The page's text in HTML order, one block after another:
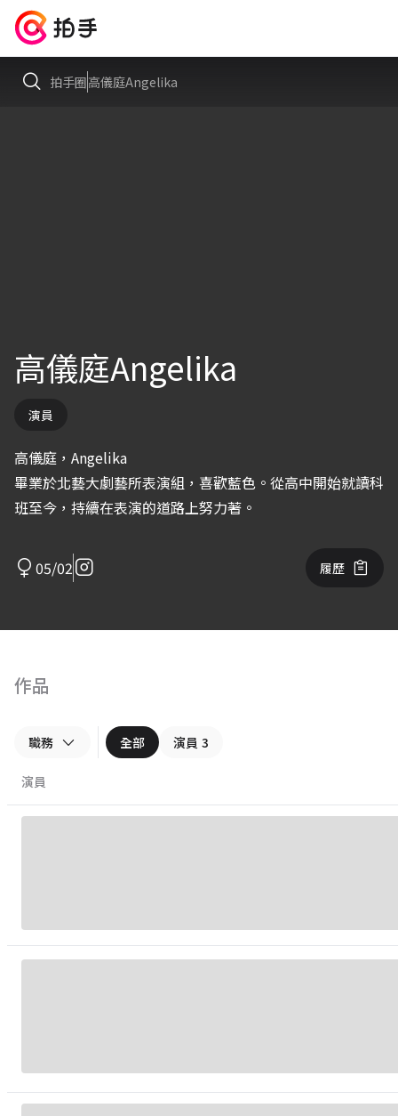
拍手圈高儀庭Angelika
高儀庭Angelika
演員
高儀庭，Angelika
畢業於北藝大劇藝所表演組，喜歡藍色。從高中開始就讀科
班至今，持續在表演的道路上努力著。
05/02 履歷
作品
職務 全部 演員 3
演員